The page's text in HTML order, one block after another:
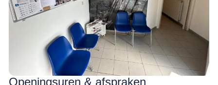
Openingsuren & afspraken